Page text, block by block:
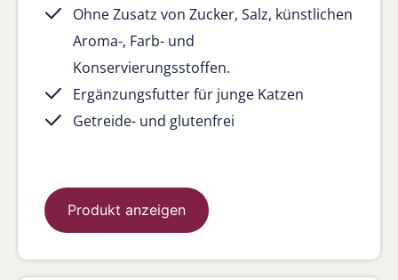
Ohne Zusatz von Zucker, Salz, künstlichen
Aroma-, Farb- und
Konservierungsstoffen.
Ergänzungsfutter für junge Katzen
Getreide- und glutenfrei
Produkt anzeigen